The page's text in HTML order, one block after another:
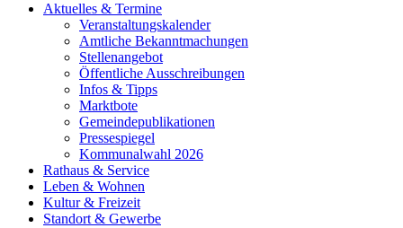
Aktuelles & Termine
Veranstaltungskalender
Amtliche Bekanntmachungen
Stellenangebot
Öffentliche Ausschreibungen
Infos & Tipps
Marktbote
Gemeindepublikationen
Pressespiegel
Kommunalwahl 2026
Rathaus & Service
Leben & Wohnen
Kultur & Freizeit
Standort & Gewerbe